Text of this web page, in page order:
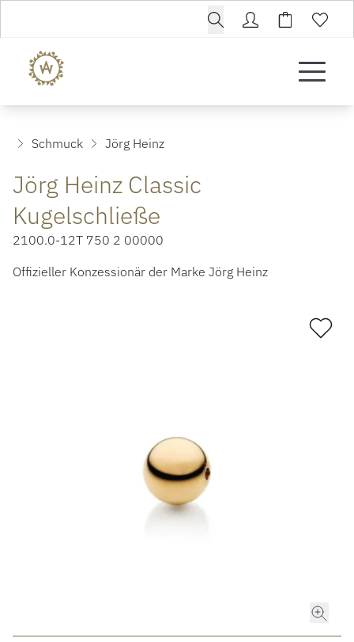
ROLEX CERTIFIED PRE-OWNED
Schmuck Jörg Heinz
Jörg Heinz Classic
Kugelschließe
2100.0-12T 750 2 00000
Offizieller Konzessionär der Marke Jörg Heinz